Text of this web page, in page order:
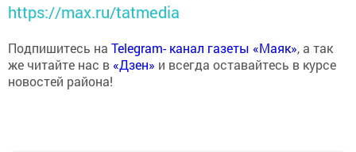
https://max.ru/tatmedia
Подпишитесь на Telegram- канал газеты «Маяк», а так
же читайте нас в «Дзен» и всегда оставайтесь в курсе
новостей района!